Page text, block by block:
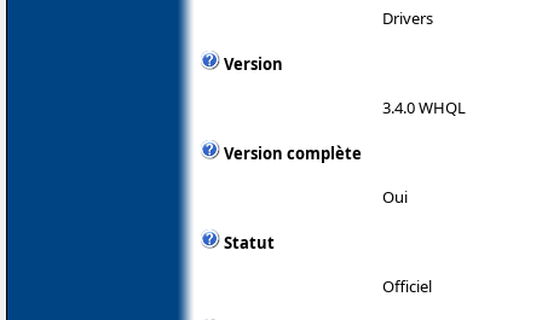
Drivers
Version
3.4.0 WHQL
Version complète
Oui
Statut
Officiel